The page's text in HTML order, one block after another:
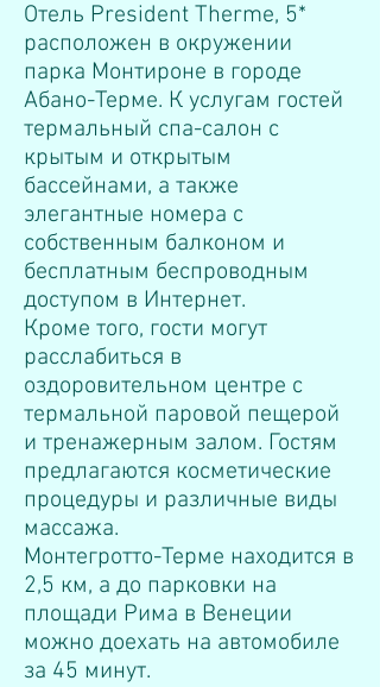
Отель President Therme, 5*
расположен в окружении
парка Монтироне в городе
Абано-Терме. К услугам гостей
термальный спа-салон с
крытым и открытым
бассейнами, а также
элегантные номера с
собственным балконом и
бесплатным беспроводным
доступом в Интернет.
Кроме того, гости могут
расслабиться в
оздоровительном центре с
термальной паровой пещерой
и тренажерным залом. Гостям
предлагаются косметические
процедуры и различные виды
массажа.
Монтегротто-Терме находится в
2,5 км, а до парковки на
площади Рима в Венеции
можно доехать на автомобиле
за 45 минут.